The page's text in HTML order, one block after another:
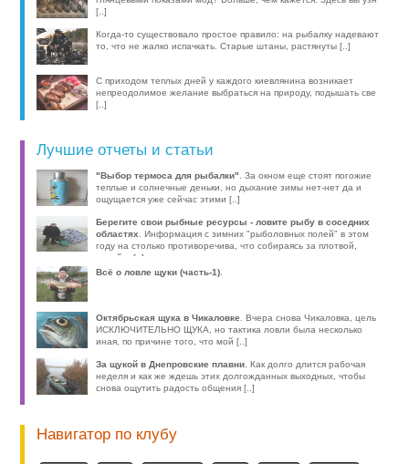
[..]
Когда-то существовало простое правило: на рыбалку надевают
то, что не жалко испачкать. Старые штаны, растянуты [..]
С приходом теплых дней у каждого киевлянина возникает
непреодолимое желание выбраться на природу, подышать све
[..]
Лучшие отчеты и статьи
"Выбор термоса для рыбалки". За окном еще стоят погожие
теплые и солнечные деньки, но дыхание зимы нет-нет да и
ощущается уже сейчас этими [..]
Берегите свои рыбные ресурсы - ловите рыбу в соседних
областях
. Информация с зимних "рыболовных полей" в этом
году на столько противоречива, что собираясь за плотвой,
волей-н [..]
Всё о ловле щуки (часть-1)
Октябрьская щука в Чикаловке. Вчера снова Чикаловка, цель
ИСКЛЮЧИТЕЛЬНО ЩУКА, но тактика ловли была несколько
иная, по причине того, что мой [..]
За щукой в Днепровские плавни . Как долго длится рабочая
неделя и как же ждешь этих долгожданных выходных, чтобы
снова ощутить радость общения [..]
Навигатор по клубу